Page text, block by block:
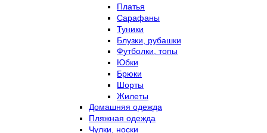
Платья
Сарафаны
Туники
Блузки, рубашки
Футболки, топы
Юбки
Брюки
Шорты
Жилеты
Домашняя одежда
Пляжная одежда
Чулки, носки